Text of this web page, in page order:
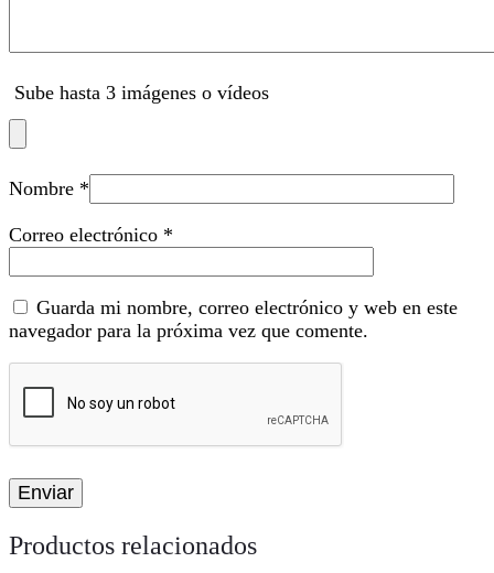
Sube hasta 3 imágenes o vídeos
Nombre *
Correo electrónico *
Guarda mi nombre, correo electrónico y web en este
navegador para la próxima vez que comente.
Productos relacionados